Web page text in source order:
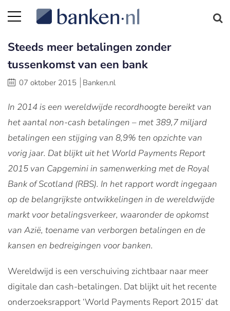
Steeds meer betalingen zonder
tussenkomst van een bank
07 oktober 2015 Banken.nl
In 2014 is een wereldwijde recordhoogte bereikt van
het aantal non-cash betalingen – met 389,7 miljard
betalingen een stijging van 8,9% ten opzichte van
vorig jaar. Dat blijkt uit het World Payments Report
2015 van Capgemini in samenwerking met de Royal
Bank of Scotland (RBS). In het rapport wordt ingegaan
op de belangrijkste ontwikkelingen in de wereldwijde
markt voor betalingsverkeer, waaronder de opkomst
van Azië, toename van verborgen betalingen en de
kansen en bedreigingen voor banken.
Wereldwijd is een verschuiving zichtbaar naar meer
digitale dan cash-betalingen. Dat blijkt uit het recente
onderzoeksrapport ‘World Payments Report 2015’ dat